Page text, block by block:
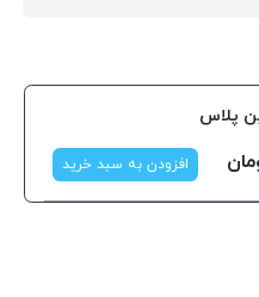
پلاس
افزودن به سبد خرید